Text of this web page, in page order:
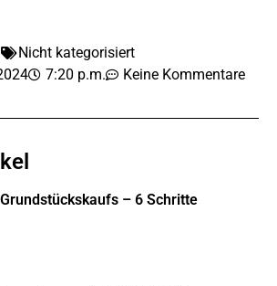
Nicht kategorisiert
7:20 p.m. Keine Kommentare
– 6 Schritte